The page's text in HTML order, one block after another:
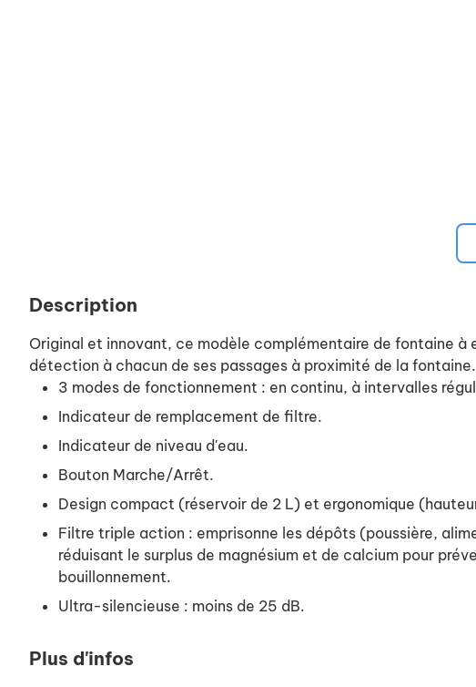
Description
Original et innovant, ce modèle complémentaire de fontaine
détection à chacun de ses passages à proximité de la fontaine.
3 modes de fonctionnement : en continu, à intervalles
Indicateur de remplacement de filtre.
Indicateur de niveau d'eau.
Bouton Marche/Arrêt.
Design compact (réservoir de 2 L) et ergonomique
Filtre triple action : emprisonne les dépôts (poussière,
réduisant le surplus de magnésium et de calcium pour
bouillonnement.
Ultra-silencieuse : moins de 25 dB.
Plus d'infos